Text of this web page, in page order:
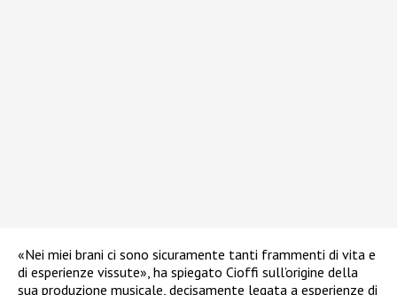
«Nei miei brani ci sono sicuramente tanti frammenti di vita e
di esperienze vissute», ha spiegato Cioffi sull’origine della
sua produzione musicale, decisamente legata a esperienze di